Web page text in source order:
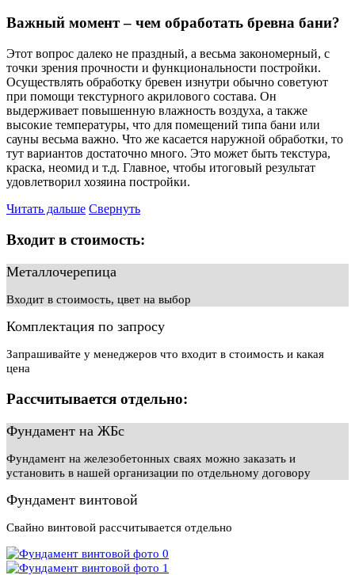
Важный момент – чем обработать бревна бани?
Этот вопрос далеко не праздный, а весьма закономерный, с
точки зрения прочности и функциональности постройки.
Осуществлять обработку бревен изнутри обычно советуют
при помощи текстурного акрилового состава. Он
выдерживает повышенную влажность воздуха, а также
высокие температуры, что для помещений типа бани или
сауны весьма важно. Что же касается наружной обработки, то
тут вариантов достаточно много. Это может быть текстура,
краска, неомид и т.д. Главное, чтобы итоговый результат
удовлетворил хозяина постройки.
Читать дальше Свернуть
Входит в стоимость:
Металлочерепица
Входит в стоимость, цвет на выбор
Комплектация по запросу
Запрашивайте у менеджеров что входит в стоимость и какая
цена
Рассчитывается отдельно:
Фундамент на ЖБс
Фундамент на железобетонных сваях можно заказать и
установить в нашей организации по отдельному договору
Фундамент винтовой
Свайно винтовой рассчитывается отдельно